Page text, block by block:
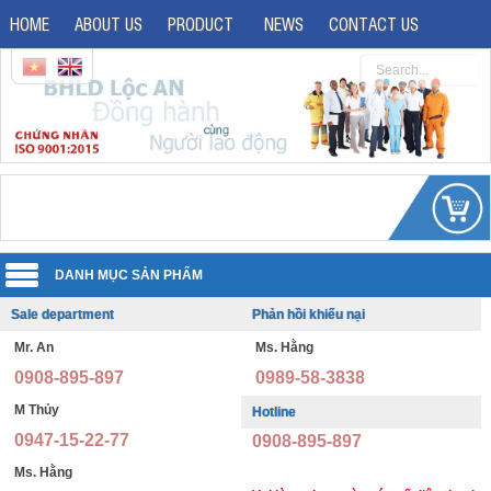
HOME ABOUT US PRODUCT NEWS CONTACT US
Uniforms
Office uniforms
Security uniforms
Safety shoes
Imported safety shoes
Sale department
Mr. An
0908-895-897
M Thủy
0947-15-22-77
Ms. Hằng
Phản hồi khiếu nại
Ms. Hằng
0989-58-3838
Hotline
0908-895-897